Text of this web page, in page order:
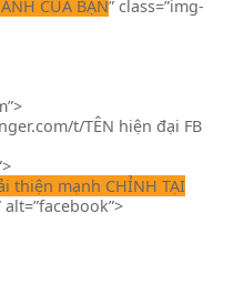
ẢNH CỦA BẠN” class=”img-
t/TÊN hiện đại FB
thiện mạnh CHỈNH TẠI
alt=”facebook”>